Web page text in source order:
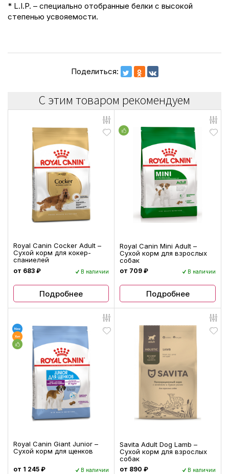
* L.I.P. – специально отобранные белки с высокой
степенью усвояемости.
Поделиться:
С этим товаром рекомендуем
Royal Canin Cocker Adult –
Сухой корм для кокер-
спаниелей
от 683 ₽ В наличии
Подробнее
Royal Canin Mini Adult –
Сухой корм для взрослых
собак
от 709 ₽ В наличии
Подробнее
Royal Canin Giant Junior –
Сухой корм для щенков
от 1 245 ₽ В наличии
Savita Adult Dog Lamb –
Сухой корм для взрослых
собак
от 890 ₽ В наличии